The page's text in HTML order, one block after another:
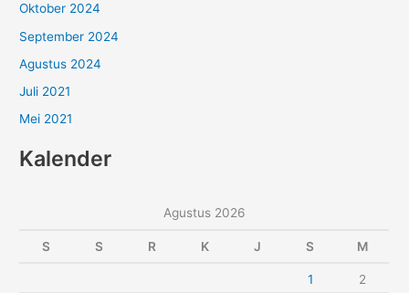
Oktober 2024
September 2024
Agustus 2024
Juli 2021
Mei 2021
Kalender
Agustus 2026
S S R K J S M
1 2